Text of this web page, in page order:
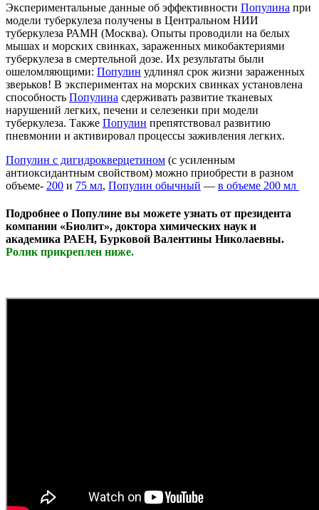
Экспериментальные данные об эффективности Популина при
модели туберкулеза получены в Центральном НИИ
туберкулеза РАМН (Москва). Опыты проводили на белых
мышах и морских свинках, зараженных микобактериями
туберкулеза в смертельной дозе. Их результаты были
ошеломляющими: Популин удлинял срок жизни зараженных
зверьков! В экспериментах на морских свинках установлена
способность Популина сдерживать развитие тканевых
нарушений легких, печени и селезенки при модели
туберкулеза. Также Популин препятствовал развитию
пневмонии и активировал процессы заживления легких.
Популин с дигидрокверцетином (с усиленным
антиоксидантным свойством) можно приобрести в разном
объеме- 200 и 75 мл, Популин обычный — в объеме 200 мл
Подробнее о Популине вы можете узнать от президента
компании «Биолит», доктора химических наук и
академика РАЕН, Бурковой Валентины Николаевны.
Ролик прикреплен ниже.